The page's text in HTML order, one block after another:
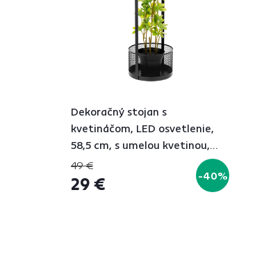
Dekoračný stojan s
kvetináčom, LED osvetlenie,
58,5 cm, s umelou kvetinou,
VELOM TYP 2
49 €
29 € -40%